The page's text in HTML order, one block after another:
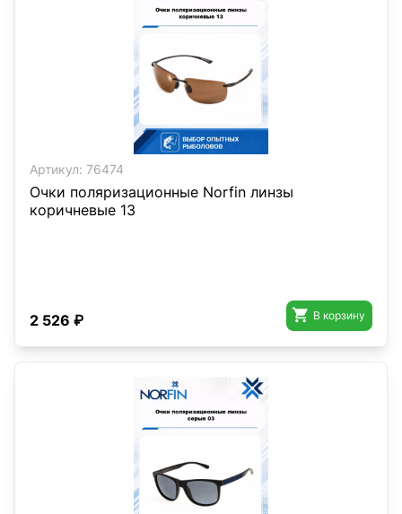
Артикул: 76474
Очки поляризационные Norfin линзы
коричневые 13
2 526 ₽  В корзину